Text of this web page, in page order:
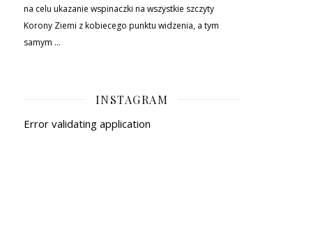
INSTAGRAM
Error validating application